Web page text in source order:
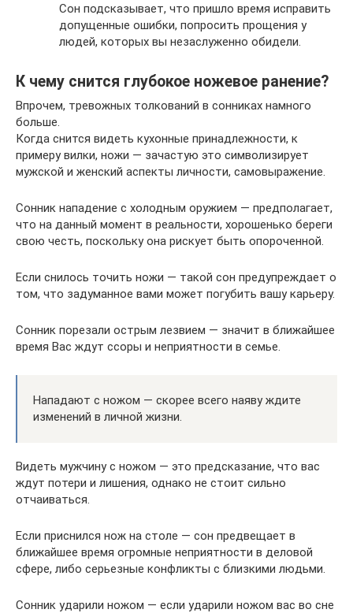
Сон подсказывает, что пришло время исправить
допущенные ошибки, попросить прощения у
людей, которых вы незаслуженно обидели.
К чему снится глубокое ножевое ранение?
Впрочем, тревожных толкований в сонниках намного
больше.
Когда снится видеть кухонные принадлежности, к
примеру вилки, ножи — зачастую это символизирует
мужской и женский аспекты личности, самовыражение.
Сонник нападение с холодным оружием — предполагает,
что на данный момент в реальности, хорошенько береги
свою честь, поскольку она рискует быть опороченной.
Если снилось точить ножи — такой сон предупреждает о
том, что задуманное вами может погубить вашу карьеру.
Сонник порезали острым лезвием — значит в ближайшее
время Вас ждут ссоры и неприятности в семье.
Нападают с ножом — скорее всего наяву ждите
изменений в личной жизни.
Видеть мужчину с ножом — это предсказание, что вас
ждут потери и лишения, однако не стоит сильно
отчаиваться.
Если приснился нож на столе — сон предвещает в
ближайшее время огромные неприятности в деловой
сфере, либо серьезные конфликты с близкими людьми.
Сонник ударили ножом — если ударили ножом вас во сне